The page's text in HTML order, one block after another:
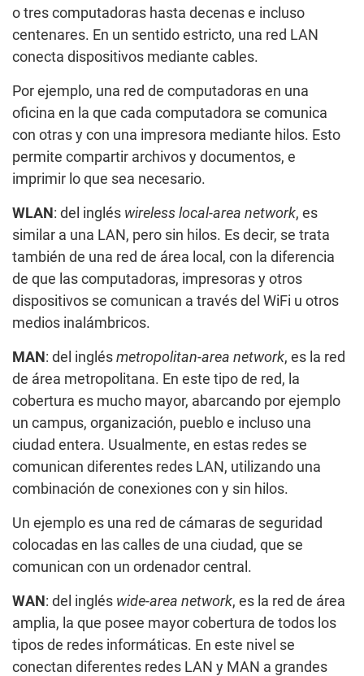
o tres computadoras hasta decenas e incluso
centenares. En un sentido estricto, una red LAN
conecta dispositivos mediante cables.
Por ejemplo, una red de computadoras en una
oficina en la que cada computadora se comunica
con otras y con una impresora mediante hilos. Esto
permite compartir archivos y documentos, e
imprimir lo que sea necesario.
WLAN : del inglés wireless local-area network, es
similar a una LAN, pero sin hilos. Es decir, se trata
también de una red de área local, con la diferencia
de que las computadoras, impresoras y otros
dispositivos se comunican a través del WiFi u otros
medios inalámbricos.
MAN : del inglés metropolitan-area network, es la red
de área metropolitana. En este tipo de red, la
cobertura es mucho mayor, abarcando por ejemplo
un campus, organización, pueblo e incluso una
ciudad entera. Usualmente, en estas redes se
comunican diferentes redes LAN, utilizando una
combinación de conexiones con y sin hilos.
Un ejemplo es una red de cámaras de seguridad
colocadas en las calles de una ciudad, que se
comunican con un ordenador central.
WAN : del inglés wide-area network, es la red de área
amplia, la que posee mayor cobertura de todos los
tipos de redes informáticas. En este nivel se
conectan diferentes redes LAN y MAN a grandes